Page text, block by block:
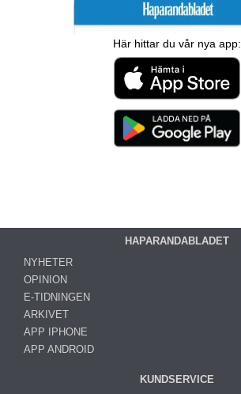
Här hittar du vår nya app:
HAPARANDABLADET
NYHETER
OPINION
E-TIDNINGEN
ARKIVET
APP IPHONE
APP ANDROID
KUNDSERVICE